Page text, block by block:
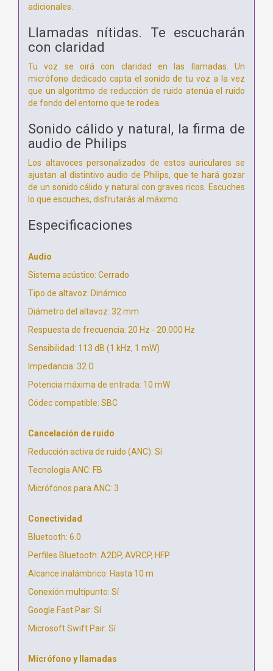
adicionales.
Llamadas nítidas. Te escucharán
con claridad
Tu voz se oirá con claridad en las llamadas. Un
micrófono dedicado capta el sonido de tu voz a la vez
que un algoritmo de reducción de ruido atenúa el ruido
de fondo del entorno que te rodea.
Sonido cálido y natural, la firma de
audio de Philips
Los altavoces personalizados de estos auriculares se
ajustan al distintivo audio de Philips, que te hará gozar
de un sonido cálido y natural con graves ricos. Escuches
lo que escuches, disfrutarás al máximo.
Especificaciones
Audio
Sistema acústico: Cerrado
Tipo de altavoz: Dinámico
Diámetro del altavoz: 32 mm
Respuesta de frecuencia: 20 Hz - 20.000 Hz
Sensibilidad: 113 dB (1 kHz, 1 mW)
Impedancia: 32 Ω
Potencia máxima de entrada: 10 mW
Códec compatible: SBC
Cancelación de ruido
Reducción activa de ruido (ANC): Sí
Tecnología ANC: FB
Micrófonos para ANC: 3
Conectividad
Bluetooth: 6.0
Perfiles Bluetooth: A2DP, AVRCP, HFP
Alcance inalámbrico: Hasta 10 m
Conexión multipunto: Sí
Google Fast Pair: Sí
Microsoft Swift Pair: Sí
Micrófono y llamadas